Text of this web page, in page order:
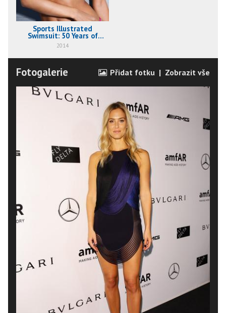
Sports Illustrated
Swimsuit: 50 Years of
Beautiful
2014
Fotogalerie Přidat fotku | Zobrazit vše